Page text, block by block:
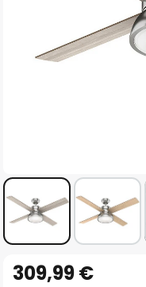
Anfang
309,99 €